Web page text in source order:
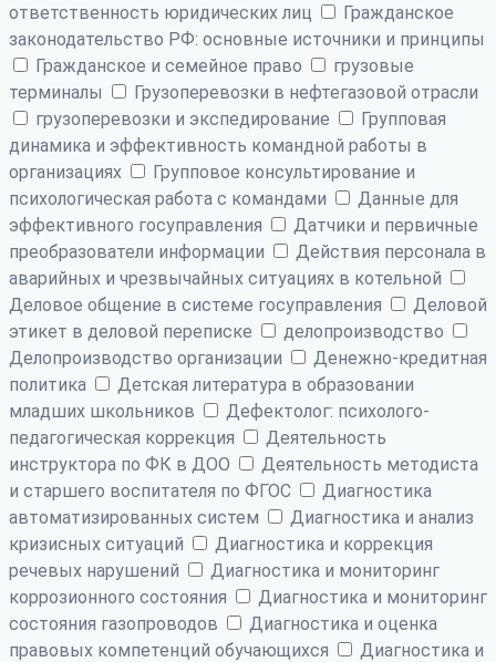
ответственность юридических лиц
Гражданское
законодательство РФ: основные источники и принципы
Гражданское и семейное право
грузовые
терминалы
Грузоперевозки в нефтегазовой отрасли
грузоперевозки и экспедирование
Групповая
динамика и эффективность командной работы в
организациях
Групповое консультирование и
психологическая работа с командами
Данные для
эффективного госуправления
Датчики и первичные
преобразователи информации
Действия персонала в
аварийных и чрезвычайных ситуациях в котельной
Деловое общение в системе госуправления
Деловой
этикет в деловой переписке
делопроизводство
Делопроизводство организации
Денежно-кредитная
политика
Детская литература в образовании
младших школьников
Дефектолог: психолого-
педагогическая коррекция
Деятельность
инструктора по ФК в ДОО
Деятельность методиста
и старшего воспитателя по ФГОС
Диагностика
автоматизированных систем
Диагностика и анализ
кризисных ситуаций
Диагностика и коррекция
речевых нарушений
Диагностика и мониторинг
коррозионного состояния
Диагностика и мониторинг
состояния газопроводов
Диагностика и оценка
правовых компетенций обучающихся
Диагностика и